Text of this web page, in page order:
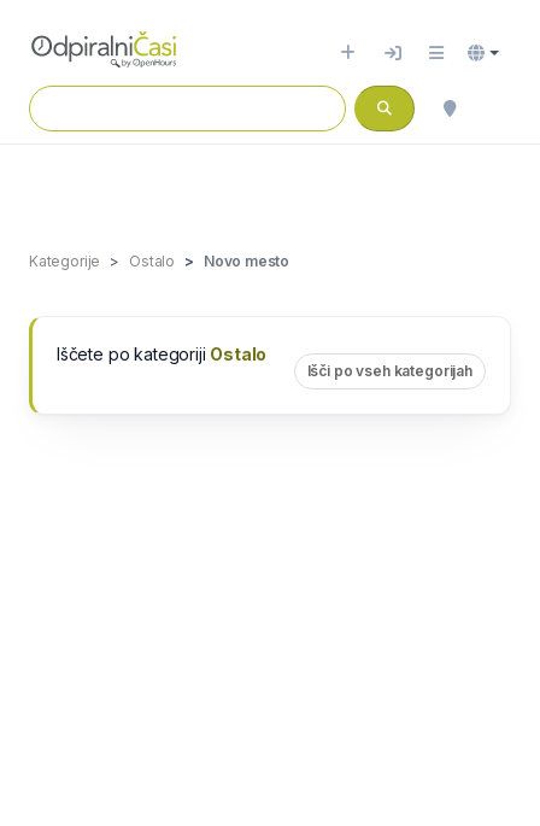
Kategorije Ostalo Novo mesto
Iščete po kategoriji Ostalo
Išči po vseh kategorijah